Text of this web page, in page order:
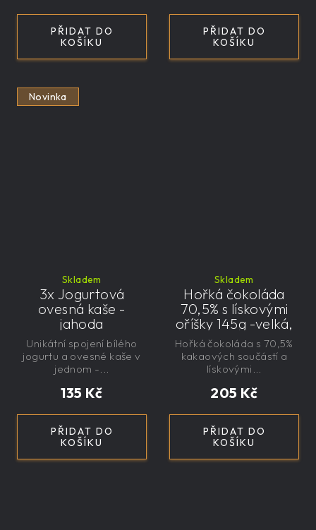
PŘIDAT DO
KOŠÍKU
PŘIDAT DO
KOŠÍKU
Novinka
Skladem
3x Jogurtová
ovesná kaše -
jahoda
135 Kč
PŘIDAT DO
KOŠÍKU
Unikátní spojení bílého
jogurtu a ovesné kaše v
jednom -...
Skladem
Hořká čokoláda
70,5% s lískovými
oříšky 145g -velká,
řemeslná,
exkluzivní, dárková
205 Kč
PŘIDAT DO
KOŠÍKU
Hořká čokoláda s 70,5%
kakaových součástí a
lískovými...